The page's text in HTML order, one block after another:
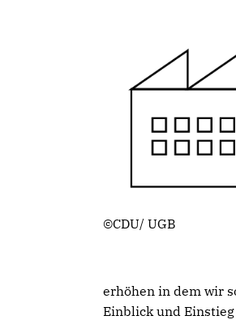
©CDU/ UGB
erhöhen in dem wir
Einblick und